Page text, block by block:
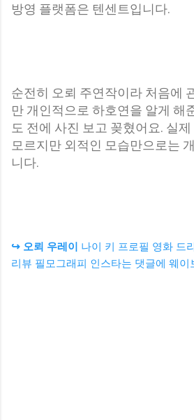
방영 플랫폼은 텐센트입니다.
순전히 오뢰 주연작이라 처음에
만 개인적으로 하호연을 알게 해
도 전에 사진 보고 꽂혔어요. 실
모르지만 외적인 모습만으로는
니다.
↪ 오뢰 우레이 나이 키 프로필 영화 드
리뷰 필모그래피 인스타는 댓글에 웨이